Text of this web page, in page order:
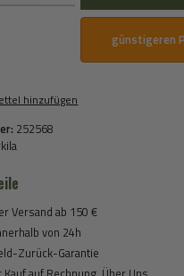
günstigeren
hinzufügen
252568
Versand ab 150 €
von 24h
Zurück-Garantie